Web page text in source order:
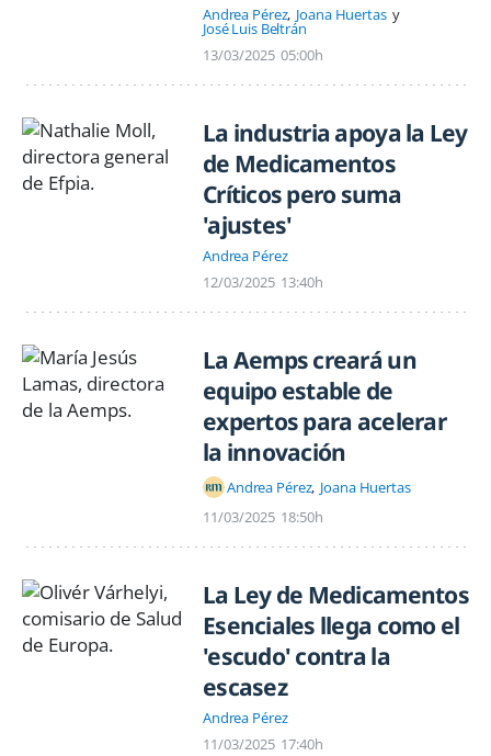
Andrea Pérez Joana Huertas
José Luis Beltrán
13/03/2025 05:00h
La industria apoya la Ley
de Medicamentos
Críticos pero suma
'ajustes'
Andrea Pérez
12/03/2025 13:40h
La Aemps creará un
equipo estable de
expertos para acelerar
la innovación
Andrea Pérez Joana Huertas
11/03/2025 18:50h
La Ley de Medicamentos
Esenciales llega como el
'escudo' contra la
escasez
Andrea Pérez
11/03/2025 17:40h